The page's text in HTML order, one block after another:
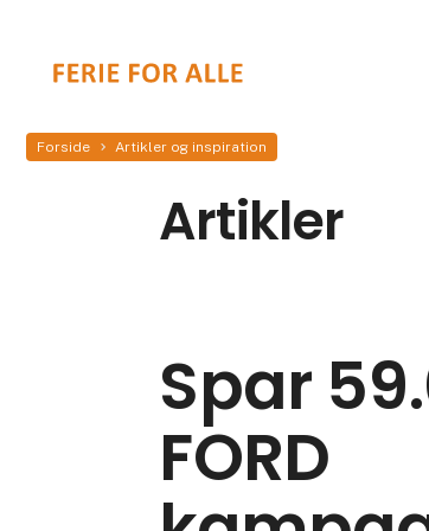
Forside Artikler og inspiration
Artikler
Spar
FORD